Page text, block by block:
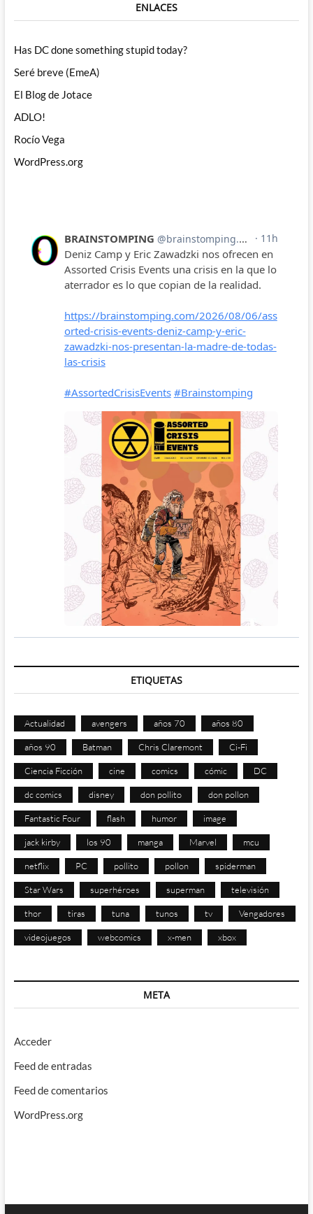
ENLACES
Has DC done something stupid today?
Seré breve (EmeA)
El Blog de Jotace
ADLO!
Rocío Vega
WordPress.org
ETIQUETAS
Actualidad avengers años 70 años 80
años 90 Batman Chris Claremont Ci-Fi
Ciencia Ficción cine comics cómic DC
dc comics disney don pollito don pollon
Fantastic Four flash humor image
jack kirby los 90 manga Marvel mcu
netflix PC pollito pollon spiderman
Star Wars superhéroes superman televisión
thor tiras tuna tunos tv Vengadores
videojuegos webcomics x-men xbox
META
Acceder
Feed de entradas
Feed de comentarios
WordPress.org